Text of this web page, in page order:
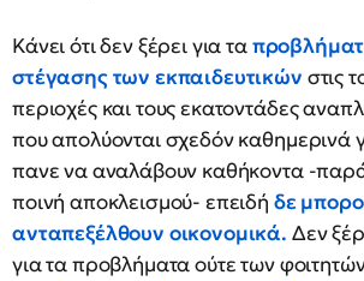
Κάνει ότι δεν ξέρει για τα
στέγασης των εκπαιδευτικών στις
περιοχές και τους εκατοντάδες
που απολύονται σχεδόν καθημερινά
πανε να αναλάβουν καθήκοντα -παρά
ποινή αποκλεισμού- επειδή δε
ανταπεξέλθουν οικονομικά. Δεν
για τα προβλήματα ούτε των